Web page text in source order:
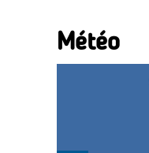
Météo